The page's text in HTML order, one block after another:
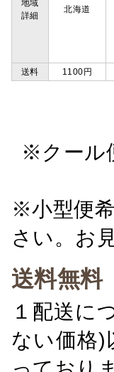
地域
詳細
北海道
送料
1100円
※クール
※小型便
さい。お
送料無料
１配送に
ない価格)